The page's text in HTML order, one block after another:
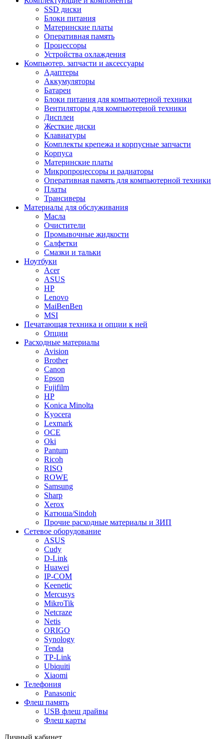
SSD диски
Блоки питания
Материнские платы
Оперативная память
Процессоры
Устройства охлаждения
Компьютер. запчасти и аксессуары
Адаптеры
Аккумуляторы
Батареи
Блоки питания для компьютерной техники
Вентиляторы для компьютерной техники
Дисплеи
Жесткие диски
Клавиатуры
Комплекты крепежа и корпусные запчасти
Корпуса
Материнские платы
Микропроцессоры и радиаторы
Оперативная память для компьютерной техники
Платы
Трансиверы
Материалы для обслуживания
Масла
Очистители
Промывочные жидкости
Салфетки
Смазки и тальки
Ноутбуки
Acer
ASUS
HP
Lenovo
MaiBenBen
MSI
Печатающая техника и опции к ней
Опции
Расходные материалы
Avision
Brother
Canon
Epson
Fujifilm
HP
Konica Minolta
Kyocera
Lexmark
OCE
Oki
Pantum
Ricoh
RISO
ROWE
Samsung
Sharp
Xerox
Катюша/Sindoh
Прочие расходные материалы и ЗИП
Сетевое оборудование
ASUS
Cudy
D-Link
Huawei
IP-COM
Keenetic
Mercusys
MikroTik
Netcraze
Netis
ORIGO
Synology
Tenda
TP-Link
Ubiquiti
Xiaomi
Телефония
Panasonic
Флеш память
USB флеш драйвы
Флеш карты
Личный кабинет